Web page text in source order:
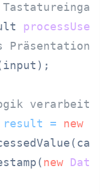
verarbeiten
result = new
new Date